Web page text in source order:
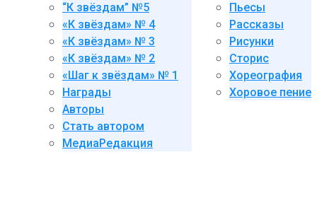
“К звёздам” №5
«К звёздам» № 4
«К звёздам» № 3
«К звёздам» № 2
«Шаг к звёздам» № 1
Награды
Авторы
Стать автором
МедиаРедакция
Пьесы
Рассказы
Рисунки
Сторис
Хореография
Хоровое пение